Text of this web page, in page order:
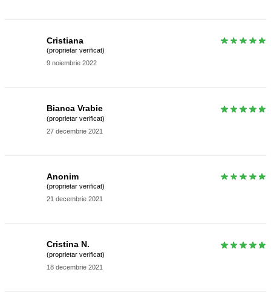
Cristiana
(proprietar verificat)
9 noiembrie 2022
Bianca Vrabie
(proprietar verificat)
27 decembrie 2021
Anonim
(proprietar verificat)
21 decembrie 2021
Cristina N.
(proprietar verificat)
18 decembrie 2021